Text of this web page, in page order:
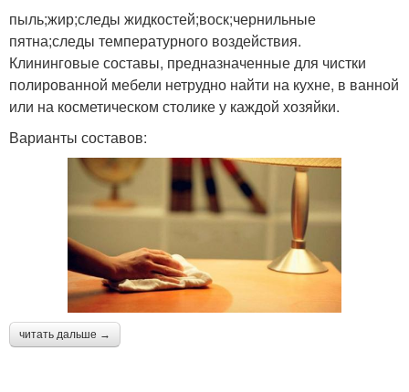
пыль;жир;следы жидкостей;воск;чернильные
пятна;следы температурного воздействия.
Клининговые составы, предназначенные для чистки
полированной мебели нетрудно найти на кухне, в ванной
или на косметическом столике у каждой хозяйки.
Варианты составов:
читать дальше →